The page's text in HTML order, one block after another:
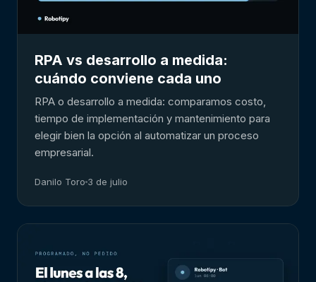
RPA vs desarrollo a medida:
cuándo conviene cada uno
RPA o desarrollo a medida: comparamos costo,
tiempo de implementación y mantenimiento para
elegir bien la opción al automatizar un proceso
empresarial.
Danilo Toro 3 de julio